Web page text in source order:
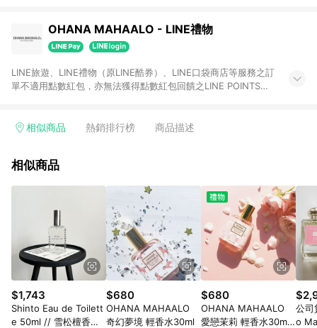
OHANA MAHAALO - LINE禮物
LINE旅遊、LINE禮物（原LINE酷券）、LINE口袋商店等服務之訂
單不適用點數紅包，亦無法獲得點數紅包回饋之LINE POINTS。
相似商品 熱銷排行榜 商品描述
相似商品
$1,743
Shinto Eau de Toilett
e 50ml // 雪松檀香木
$680
OHANA MAHAALO
奇幻夢境 輕香水30ml
$680
OHANA MAHAALO
愛戀茉莉 輕香水30ml-
公司
o